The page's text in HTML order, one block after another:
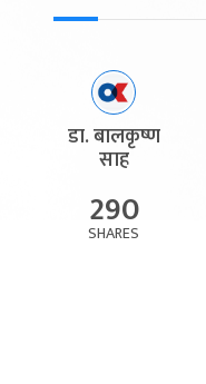
डा. बालकृष्ण
साह
290
SHARES